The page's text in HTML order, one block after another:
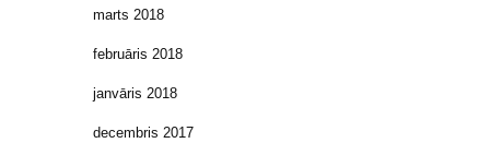
marts 2018
februāris 2018
janvāris 2018
decembris 2017